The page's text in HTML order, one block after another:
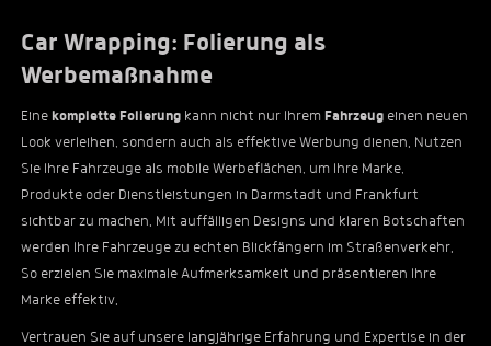
Car Wrapping: Folierung als
Werbemaßnahme
Eine komplette Folierung kann nicht nur Ihrem Fahrzeug einen neuen
Look verleihen, sondern auch als effektive Werbung dienen. Nutzen
Sie Ihre Fahrzeuge als mobile Werbeflächen, um Ihre Marke,
Produkte oder Dienstleistungen in Darmstadt und Frankfurt
sichtbar zu machen. Mit auffälligen Designs und klaren Botschaften
werden Ihre Fahrzeuge zu echten Blickfängern im Straßenverkehr.
So erzielen Sie maximale Aufmerksamkeit und präsentieren Ihre
Marke effektiv.
Vertrauen Sie auf unsere langjährige Erfahrung und Expertise in der